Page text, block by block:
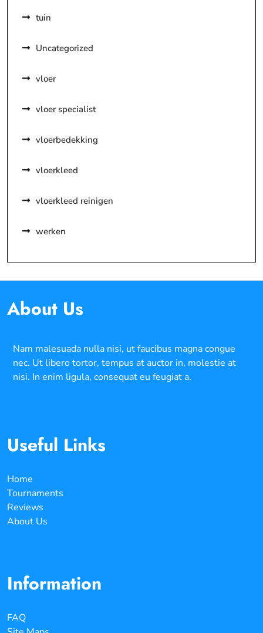
tuin
Uncategorized
vloer
vloer specialist
vloerbedekking
vloerkleed
vloerkleed reinigen
werken
About Us
Nam malesuada nulla nisi, ut faucibus magna congue
nec. Ut libero tortor, tempus at auctor in, molestie at
nisi. In enim ligula, consequat eu feugiat a.
Useful Links
Home
Tournaments
Reviews
About Us
Information
FAQ